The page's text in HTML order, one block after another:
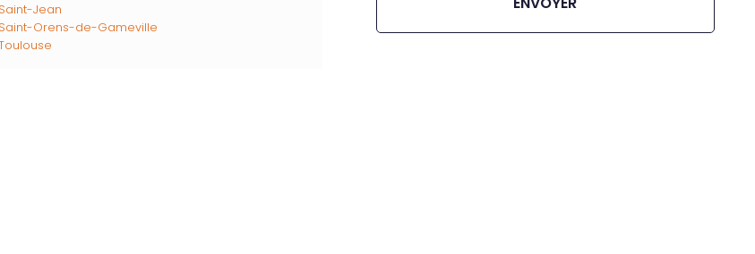
Saint-Jean
Saint-Orens-de-Gameville